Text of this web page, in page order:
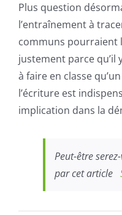
Plus question
l’entraînement à
communs pourraient
justement parce qu’il
à faire en classe
l’écriture est
implication dans la
Peut-être
par cet article